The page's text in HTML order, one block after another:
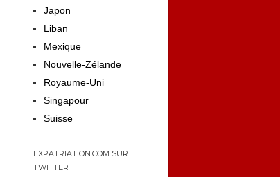
Japon
Liban
Mexique
Nouvelle-Zélande
Royaume-Uni
Singapour
Suisse
EXPATRIATION.COM SUR
TWITTER